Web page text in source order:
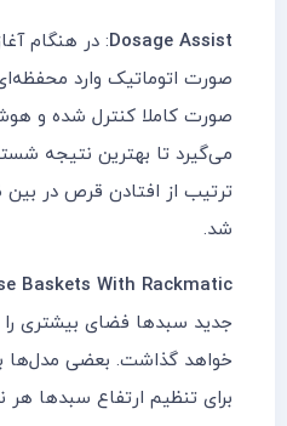
Dosage Assist: در هنگام
صورت اتوماتیک وارد
صورت کاملا کنترل شده و
می‌گیرد تا بهترین نتیجه
ترتیب از افتادن قرص در
شد.
Baskets With Rackmatic
برای تنظیم ارتفاع سبدها هر